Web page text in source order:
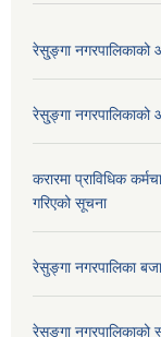
रेसु्ङ्गा
रेसु्ङ्गा
करारमा प्राविधिक
गरिएको सूचना
रेसुङ्गा नगरपालिका
रेसुङ्गा